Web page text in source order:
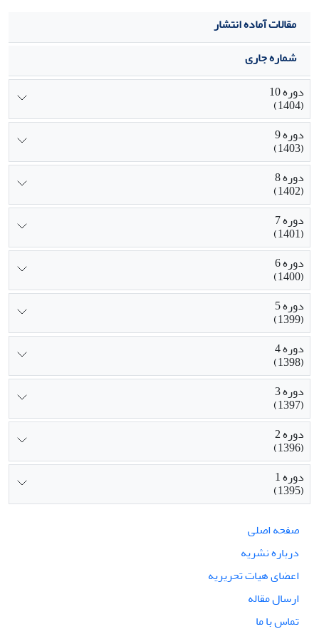
مقالات آماده انتشار
شماره جاری
دوره 10
(1404)
دوره 9
(1403)
دوره 8
(1402)
دوره 7
(1401)
دوره 6
(1400)
دوره 5
(1399)
دوره 4
(1398)
دوره 3
(1397)
دوره 2
(1396)
دوره 1
(1395)
صفحه اصلی
درباره نشریه
اعضای هیات تحریریه
ارسال مقاله
تماس با ما